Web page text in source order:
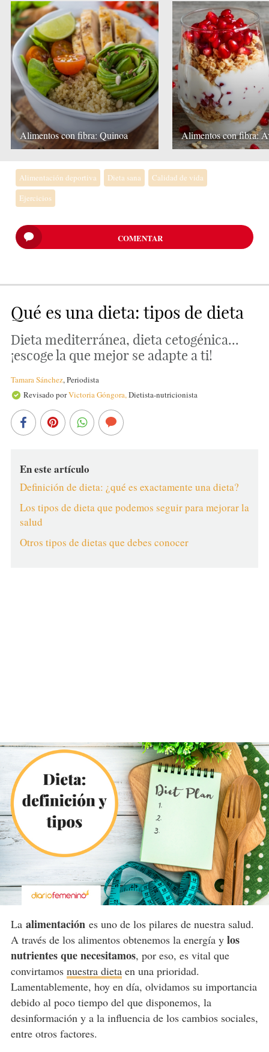
Alimentos con fibra: Quinoa Alimentos con fibra:
Alimentación deportiva Dieta sana
Calidad de vida
Ejercicios
COMENTAR
Qué es una dieta: tipos de dieta
Dieta mediterránea, dieta cetogénica...
¡escoge la que mejor se adapte a ti!
Tamara Sánchez,Periodista
Revisado porVictoria Góngora,Dietista-nutricionista
En este artículo
Definición de dieta: ¿qué es exactamente una dieta?
Los tipos de dieta que podemos seguir para mejorar la
salud
Otros tipos de dietas que debes conocer
La alimentación es uno de los pilares de nuestra salud.
A través de los alimentos obtenemos la energía y los
nutrientes que necesitamos, por eso, es vital que
convirtamos nuestra dietaen una prioridad.
Lamentablemente, hoy en día, olvidamos su importancia
debido al poco tiempo del que disponemos, la
desinformación y a la influencia de los cambios sociales,
entre otros factores.